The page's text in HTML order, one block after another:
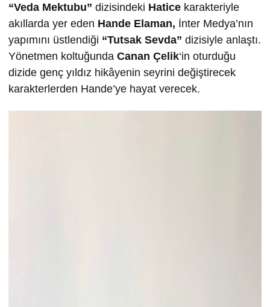
“Veda Mektubu” dizisindeki Hatice karakteriyle
akıllarda yer eden Hande Elaman, İnter Medya’nın
yapımını üstlendiği “Tutsak Sevda” dizisiyle anlaştı.
Yönetmen koltuğunda Canan Çelik‘in oturduğu
dizide genç yıldız hikâyenin seyrini değiştirecek
karakterlerden Hande’ye hayat verecek.